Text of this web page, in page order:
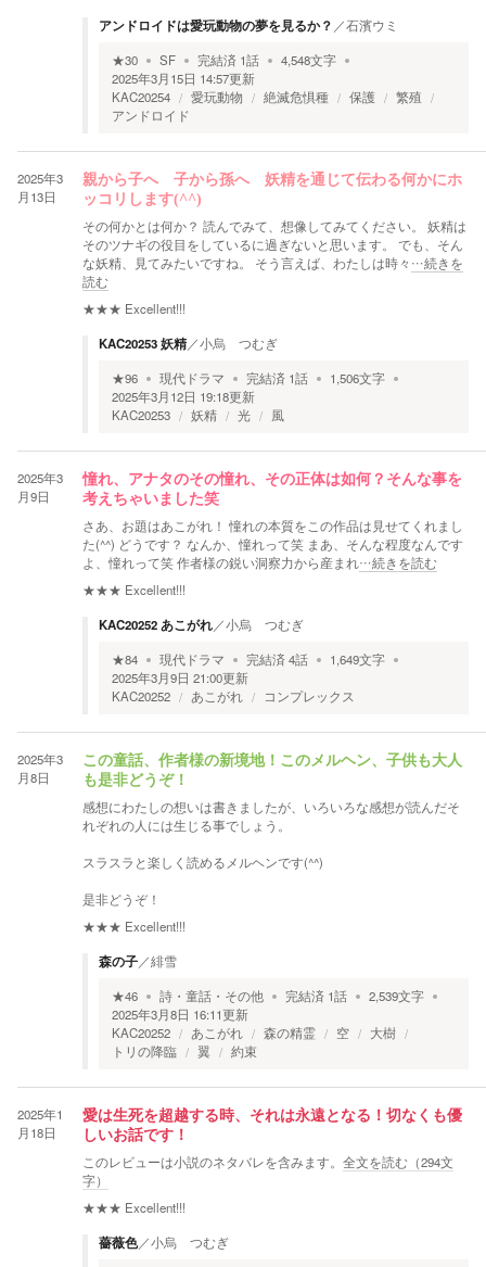
アンドロイドは愛玩動物の夢を見るか？ ／石濱ウミ
★30 SF 完結済 1話 4,548文字
2025年3月15日 14:57更新
KAC20254
愛玩動物 絶滅危惧種 保護
繁殖
アンドロイド
2025年3
月13日
親から子へ 子から孫へ 妖精を通じて伝わる何かにホ
ッコリします(^^)
その何かとは何か？ 読んでみて、想像してみてください。 妖精は
そのツナギの役目をしているに過ぎないと思います。 でも、そん
な妖精、見てみたいですね。 そう言えば、わたしは時々 …続きを
読む
★★★ Excellent!!!
KAC20253 妖精／小烏 つむぎ
★96 現代ドラマ 完結済 1話 1,506文字
2025年3月12日 19:18更新
KAC20253
妖精 光 風
2025年3
月9日
憧れ、アナタのその憧れ、その正体は如何？そんな事を
考えちゃいました笑
さあ、お題はあこがれ！ 憧れの本質をこの作品は見せてくれまし
た(^^) どうです？ なんか、憧れって笑 まあ、そんな程度なんです
よ、憧れって笑 作者様の鋭い洞察力から産まれ…続きを読む
★★★ Excellent!!!
KAC20252 あこがれ／小烏 つむぎ
★84 現代ドラマ 完結済4話 1,649文字
2025年3月9日 21:00更新
KAC20252
あこがれ コンプレックス
2025年3
月8日
この童話、作者様の新境地！このメルヘン、子供も大人
も是非どうぞ！
感想にわたしの想いは書きましたが、いろいろな感想が読んだそ
れぞれの人には生じる事でしょう。
スラスラと楽しく読めるメルヘンです(^^)
是非どうぞ！
★★★ Excellent!!!
森の子／緋雪
★46 詩・童話・その他 完結済 1話 2,539文字
2025年3月8日 16:11更新
KAC20252
あこがれ 森の精霊 空
大樹
トリの降臨
翼 約束
2025年1
月18日
愛は生死を超越する時、それは永遠となる！切なくも優
しいお話です！
このレビューは小説のネタバレを含みます。 全文を読む（294文
字）
★★★ Excellent!!!
薔薇色／小烏 つむぎ